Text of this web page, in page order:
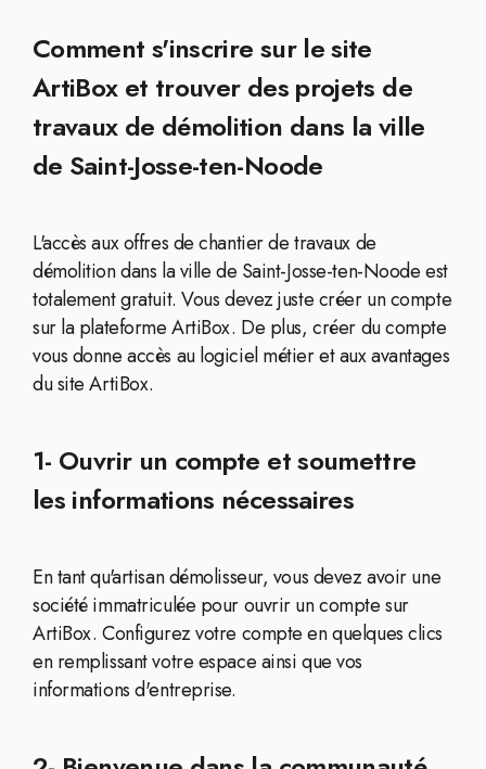
Comment s'inscrire sur le site
ArtiBox et trouver des projets de
travaux de démolition dans la ville
de Saint-Josse-ten-Noode
L'accès aux offres de chantier de travaux de
démolition dans la ville de Saint-Josse-ten-Noode est
totalement gratuit. Vous devez juste créer un compte
sur la plateforme ArtiBox. De plus, créer du compte
vous donne accès au logiciel métier et aux avantages
du site ArtiBox.
1- Ouvrir un compte et soumettre
les informations nécessaires
En tant qu'artisan démolisseur, vous devez avoir une
société immatriculée pour ouvrir un compte sur
ArtiBox. Configurez votre compte en quelques clics
en remplissant votre espace ainsi que vos
informations d'entreprise.